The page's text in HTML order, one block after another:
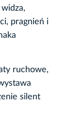
pragnień i
ruchowe,
silent